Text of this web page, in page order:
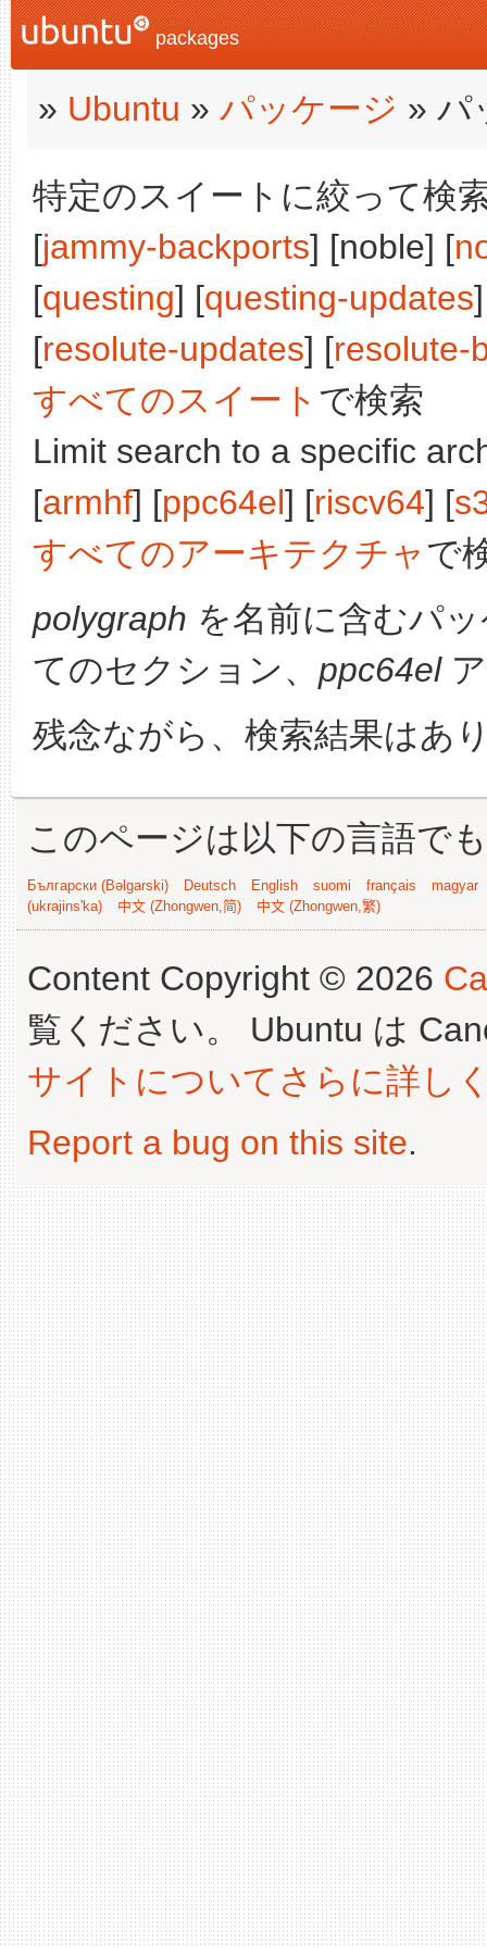
packages
» Ubuntu » パッケージ » パ
特定のスイートに絞って検
[jammy-backports] [noble] [
[questing] [questing-updates
[resolute-updates] [resolute-
すべてのスイート で検索
Limit search to a specific
[armhf] [ppc64el] [riscv64] [
すべてのアーキテクチャで
polygraph を名前に含むパ
てのセクション、 ppc64elア
残念ながら、検索結果はあ
このページは以下の言語で
Български (Bəlgarski) Deutsch English suomi français
magyar
(ukrajins'ka)
中文 (Zhongwen,简) 中文 (Zhongwen,繁)
Content Copyright © 2026
覧ください。 Ubuntu は
サイトについてさらに詳し
Report a bug on this site.